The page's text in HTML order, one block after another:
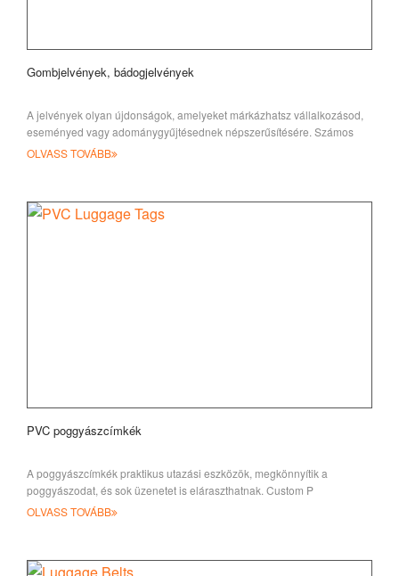
Gombjelvények, bádogjelvények
A jelvények olyan újdonságok, amelyeket márkázhatsz vállalkozásod,
eseményed vagy adománygyűjtésednek népszerűsítésére. Számos
üzleti szektor profitált
OLVASS TOVÁBB
PVC poggyászcímkék
A poggyászcímkék praktikus utazási eszközök, megkönnyítik a
poggyászodat, és sok üzenetet is eláraszthatnak. Custom P
OLVASS TOVÁBB